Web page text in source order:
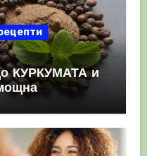
КУРКУМАТА и